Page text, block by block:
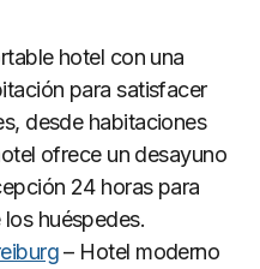
hotel con una
para satisfacer
desde habitaciones
ofrece un desayuno
24 horas para
huéspedes.
– Hotel moderno